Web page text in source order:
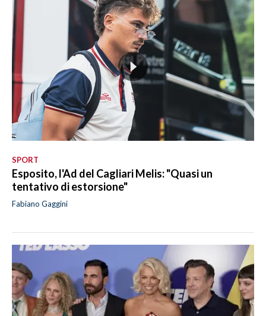
SPORT
Esposito, l'Ad del Cagliari Melis: "Quasi un
tentativo di estorsione"
Fabiano Gaggini